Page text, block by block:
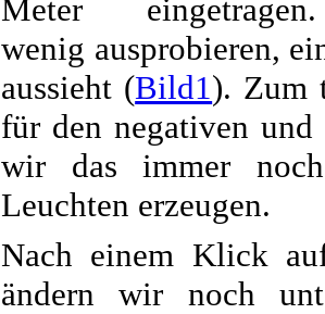
Meter
wenig ausprobieren,
aussieht (Bild1). Zum
für den negativen
wir das immer
Leuchten erzeugen.
Nach einem Klick
ändern wir noch